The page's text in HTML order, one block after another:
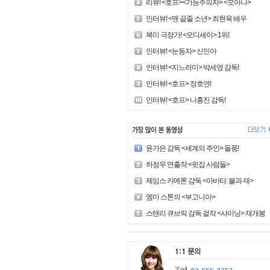
리뷰! <호프><가능주의자> <모아나>
인터뷰! <맨 끝줄 소년> 최현욱 배우
북미 극장가! <오디세이> 1위!
인터뷰! <눈동자> 신민아
인터뷰! <지느러미> 박세영 감독!
인터뷰! <호프> 정호연!
인터뷰! <호프> 나홍진 감독!
윤가은 감독 <세계의 주인> 돌풍!
하정우 연출작 <윗집 사람들>
제임스 카메론 감독 <아바타: 불과 재>
엠마 스톤의 <부고니아>
스탠리 큐브릭 감독 걸작 <샤이닝> 재개봉!